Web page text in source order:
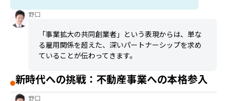
野口
「事業拡大の共同創業者」という表現からは、単な
る雇用関係を超えた、深いパートナーシップを求め
ていることが伝わってきます。
新時代への挑戦：不動産事業への本格参入
野口